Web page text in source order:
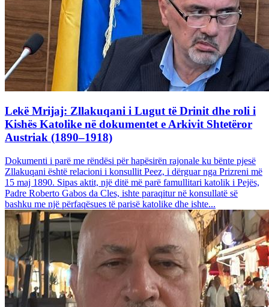
Lekë Mrijaj: Zllakuqani i Lugut të Drinit dhe roli i
Kishës Katolike në dokumentet e Arkivit Shtetëror
Austriak (1890–1918)
Dokumenti i parë me rëndësi për hapësirën rajonale ku bënte pjesë
Zllakuqani është relacioni i konsullit Peez, i dërguar nga Prizreni më
15 maj 1890. Sipas aktit, një ditë më parë famullitari katolik i Pejës,
Padre Roberto Gabos da Cles, ishte paraqitur në konsullatë së
bashku me një përfaqësues të parisë katolike dhe ishte...